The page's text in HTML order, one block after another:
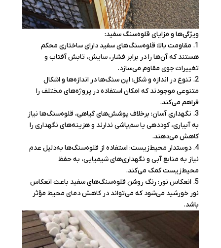
ویژگی‌ها و مزایای قلوه‌سنگ سفید:
1. مقاومت بالا: قلوه‌سنگ‌های سفید دارای ساختاری محکم
هستند که آن‌ها را در برابر فشار، سایش، تابش آفتاب و
تغییرات جوی مقاوم می‌سازد.
2. تنوع در اندازه و شکل: این سنگ‌ها در اندازه‌ها و اشکال
متنوعی موجودند که امکان استفاده در پروژه‌های مختلف را
فراهم می‌کند.
3. نگهداری آسان: برخلاف پوشش‌های گیاهی، قلوه‌سنگ‌ها نیاز
به آبیاری، کوددهی یا سم‌پاشی ندارند و هزینه‌های نگهداری را
کاهش می‌دهند.
4. دوستدار محیط‌زیست: استفاده از قلوه‌سنگ‌ها به‌دلیل عدم
نیاز به منابع آبی و نگهداری‌های شیمیایی، به حفظ
محیط‌زیست کمک می‌کند.
5. انعکاس نور: رنگ روشن قلوه‌سنگ‌های سفید باعث انعکاس
نور خورشید می‌شود که می‌تواند در کاهش دمای محیط مؤثر
باشد.